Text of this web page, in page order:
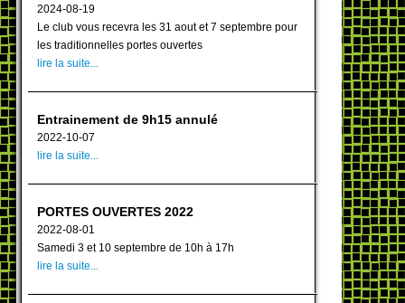
2024-08-19
Le club vous recevra les 31 aout et 7 septembre pour
les traditionnelles portes ouvertes
lire la suite...
Entrainement de 9h15 annulé
2022-10-07
lire la suite...
PORTES OUVERTES 2022
2022-08-01
Samedi 3 et 10 septembre de 10h à 17h
lire la suite...